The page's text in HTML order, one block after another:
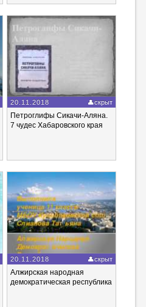
20.11.2018 скрыт
Петроглифы Сикачи-Аляна.
7 чудес Хабаровского края
20.11.2018 скрыт
Алжирская народная
демократическая республика